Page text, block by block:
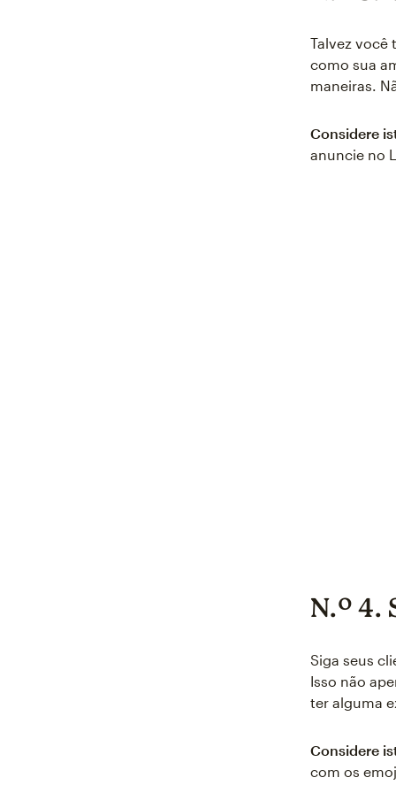
Talvez você
como sua
maneiras.
Considere
anuncie no
N.º 4.
Siga seus
Isso não
ter alguma
Considere
com os